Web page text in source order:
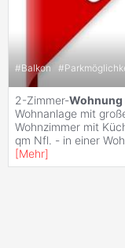
#Balkon #
2-Zimmer-Wohnung
Wohnanlage mit
Wohnzimmer mit
qm Nfl. - in einer
[Mehr]